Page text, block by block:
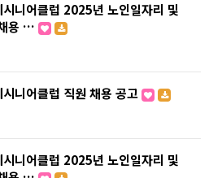
니어클럽 2025년 노인일자리 및
용 …
니어클럽 직원 채용 공고
니어클럽 2025년 노인일자리 및